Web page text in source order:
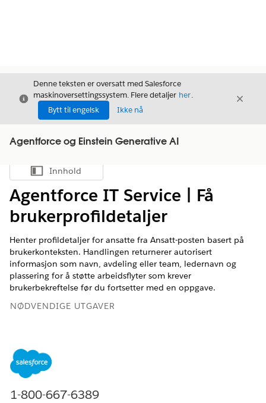
Avslutt
Denne teksten er oversatt med Salesforce
maskinoversettingssystem. Flere detaljer her.
Bytt til engelsk
Ikke nå
Avslutt
Agentforce og Einstein Generative AI
Vis innholdsfortegnelse
Innhold
Agentforce IT Service | Få
brukerprofildetaljer
Henter profildetaljer for ansatte fra Ansatt-posten basert på
brukerkonteksten. Handlingen returnerer autorisert
informasjon som navn, avdeling eller team, ledernavn og
plassering for å støtte arbeidsflyter som krever
brukerbekreftelse før du fortsetter med en oppgave.
NØDVENDIGE UTGAVER
Tilgjengelig i
tilleggslisensen AI Agents for Ansatte.
NØDVENDIG
1-800-667-6389